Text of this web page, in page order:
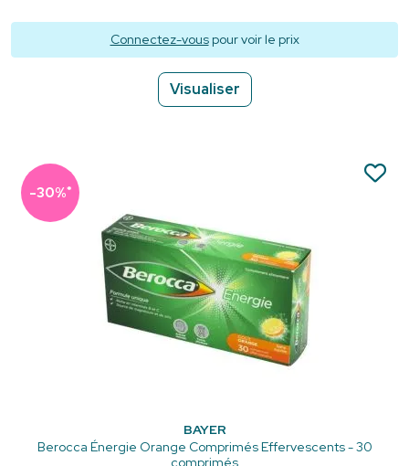
Connectez-vouspour voir le prix
Visualiser
-30%*
BAYER
Berocca Énergie Orange Comprimés Effervescents - 30
comprimés